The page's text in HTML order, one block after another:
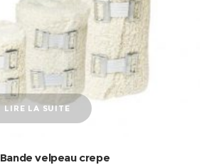
LIRE LA SUITE
Bande velpeau crepe